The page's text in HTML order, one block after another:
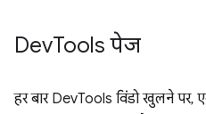
DevTools पेज
हर बार DevTools विंडो खुलने